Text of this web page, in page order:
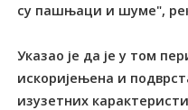
су пашњаци и шуме",
Указао је да је у том
искоријењена и
изузетних